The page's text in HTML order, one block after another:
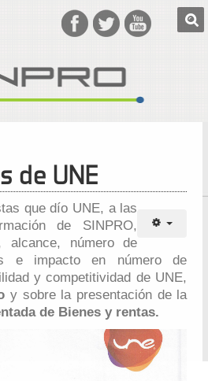
de UNE
que dío UNE, a las
de SINPRO,
alcance, número de
e impacto en número de
y competitividad de UNE,
y sobre la presentación de la
de Bienes y rentas.